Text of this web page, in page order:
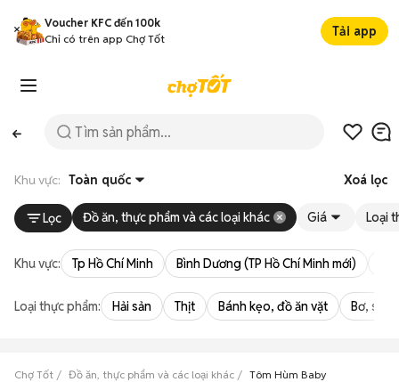
Voucher KFC đến 100k
Chỉ có trên app Chợ Tốt
Tải app
Khu vực: Toàn quốc Xoá lọc
Lọc Đồ ăn, thực phẩm và các loại khác Giá Loại
Khu vực: Tp Hồ Chí Minh Bình Dương (TP Hồ Chí Minh mới)
Loại thực phẩm: Hải sản Thịt Bánh kẹo, đồ ăn vặt Bơ,
Chợ Tốt Đồ ăn, thực phẩm và các loại khác Tôm Hùm Baby